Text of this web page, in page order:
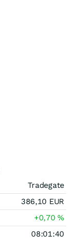
Tradegate
386,10 EUR
+0,70%
08:01:40